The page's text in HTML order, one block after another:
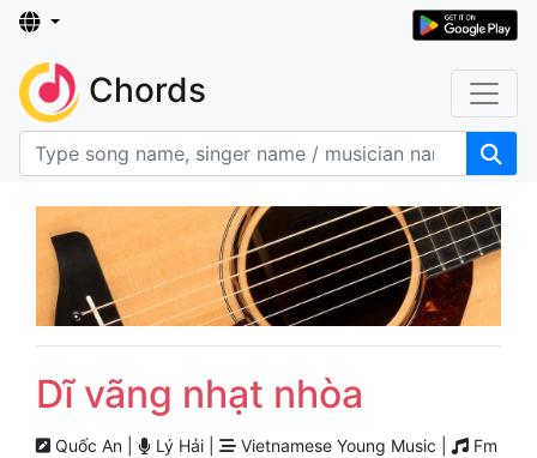
Chords
Dĩ vãng nhạt nhòa
Quốc An | Lý Hải | Vietnamese Young Music |
Fm